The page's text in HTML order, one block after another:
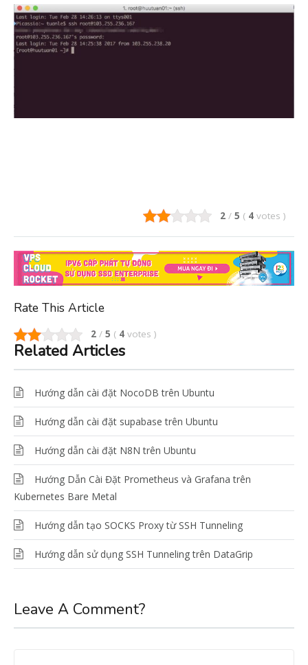
2 / 5 ( 4 votes )
Rate This Article
2 / 5 ( 4 votes )
Related Articles
Hướng dẫn cài đặt NocoDB trên Ubuntu
Hướng dẫn cài đặt supabase trên Ubuntu
Hướng dẫn cài đặt N8N trên Ubuntu
Hướng Dẫn Cài Đặt Prometheus và Grafana trên
Kubernetes Bare Metal
Hướng dẫn tạo SOCKS Proxy từ SSH Tunneling
Hướng dẫn sử dụng SSH Tunneling trên DataGrip
Leave A Comment?